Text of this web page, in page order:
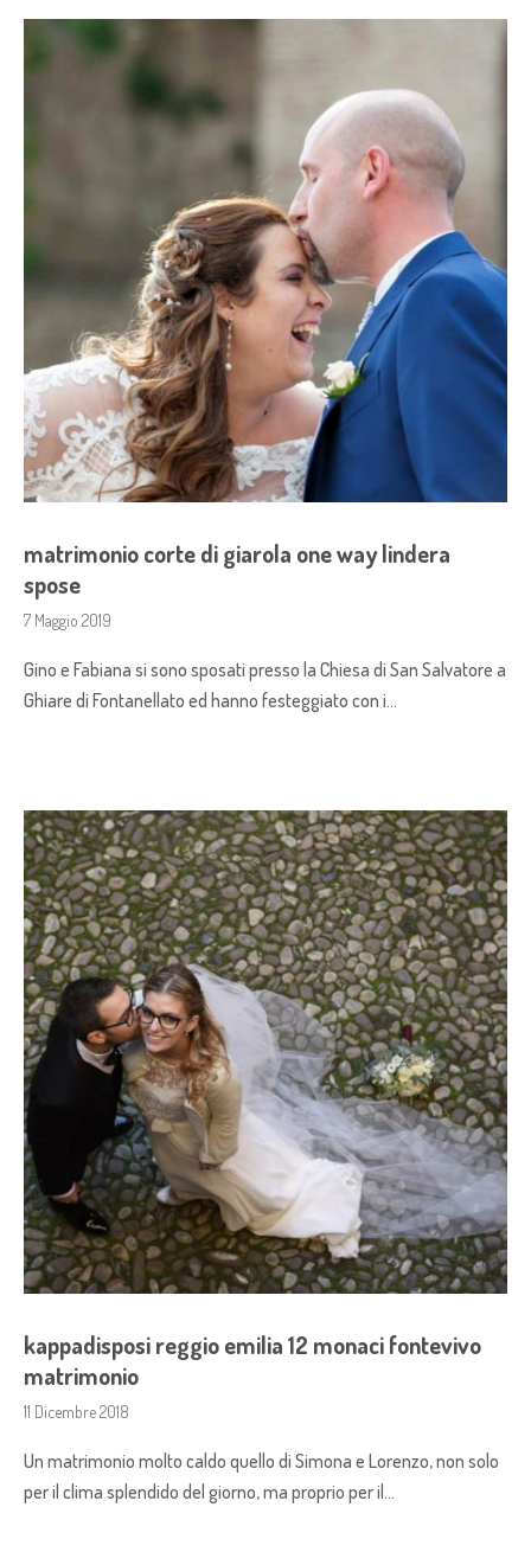
matrimonio corte di giarola one way lindera
spose
7 Maggio 2019
Gino e Fabiana si sono sposati presso la Chiesa di San Salvatore a
Ghiare di Fontanellato ed hanno festeggiato con i…
kappadisposi reggio emilia 12 monaci fontevivo
matrimonio
11 Dicembre 2018
Un matrimonio molto caldo quello di Simona e Lorenzo, non solo
per il clima splendido del giorno, ma proprio per il…